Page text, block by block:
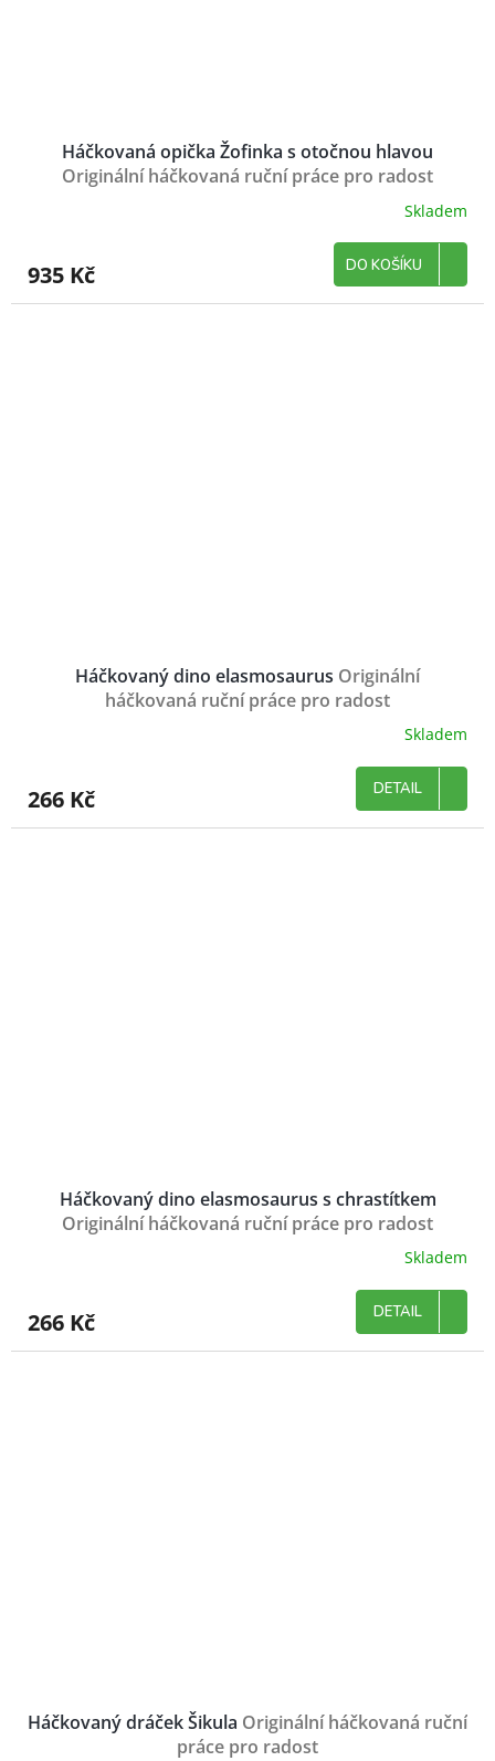
Háčkovaná opička Žofinka s otočnou hlavou
Originální háčkovaná ruční práce pro radost
Skladem
935 Kč DO KOŠÍKU
Háčkovaný dino elasmosaurus Originální
háčkovaná ruční práce pro radost
Skladem
266 Kč DETAIL
Háčkovaný dino elasmosaurus s chrastítkem
Originální háčkovaná ruční práce pro radost
Skladem
266 Kč DETAIL
Háčkovaný dráček Šikula Originální háčkovaná ruční
práce pro radost